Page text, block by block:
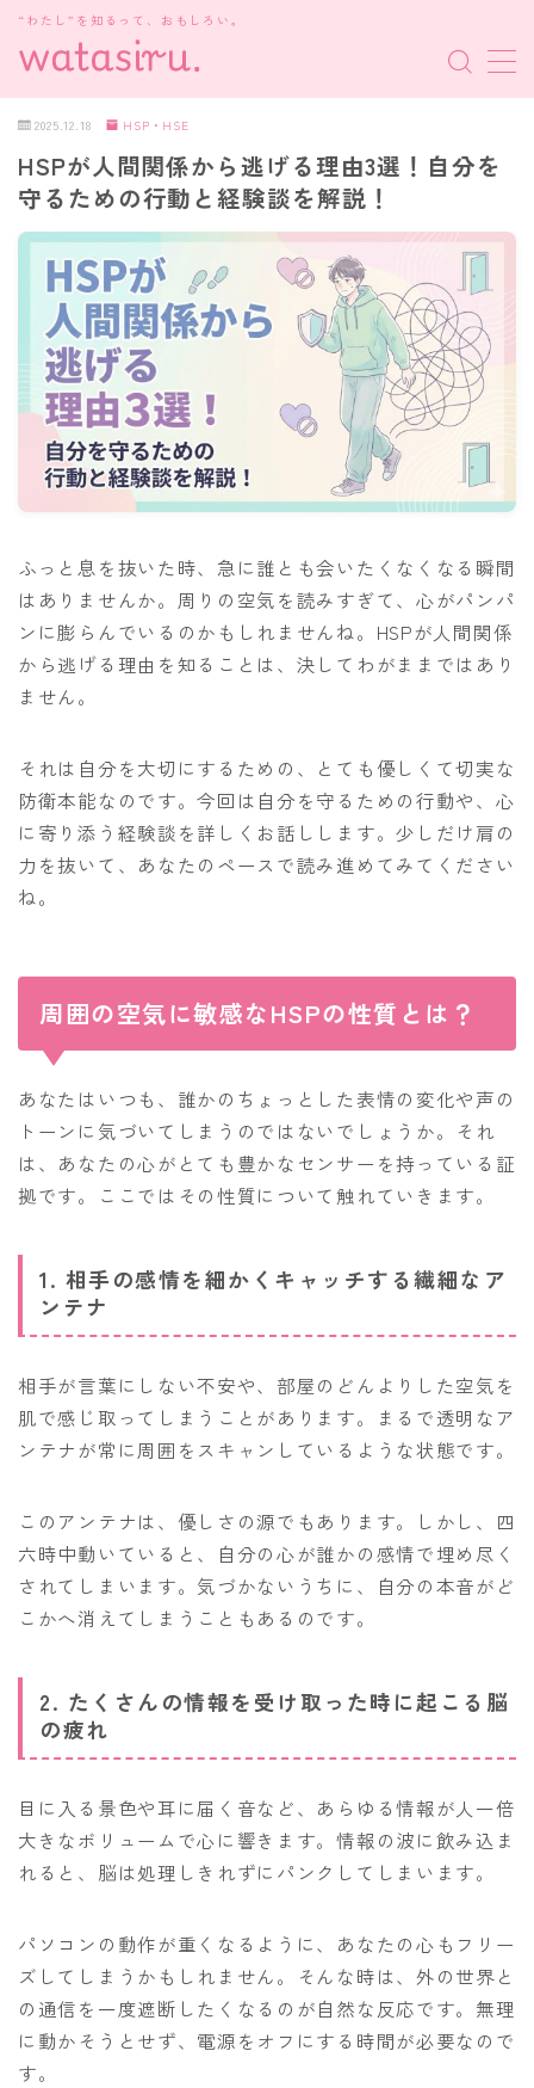
“わたし”を知るって、おもしろい。
MENU
MBTI診断
HSP・HSE
新着記事
2025.12.18 HSP・HSE
HSPが人間関係から逃げる理由3選！自分を
守るための行動と経験談を解説！
ふっと息を抜いた時、急に誰とも会いたくなくなる瞬間
はありませんか。周りの空気を読みすぎて、心がパンパ
ンに膨らんでいるのかもしれませんね。HSPが人間関係
から逃げる理由を知ることは、決してわがままではあり
ません。
それは自分を大切にするための、とても優しくて切実な
防衛本能なのです。今回は自分を守るための行動や、心
に寄り添う経験談を詳しくお話しします。少しだけ肩の
力を抜いて、あなたのペースで読み進めてみてください
ね。
周囲の空気に敏感なHSPの性質とは？
あなたはいつも、誰かのちょっとした表情の変化や声の
トーンに気づいてしまうのではないでしょうか。それ
は、あなたの心がとても豊かなセンサーを持っている証
拠です。ここではその性質について触れていきます。
1. 相手の感情を細かくキャッチする繊細なア
ンテナ
相手が言葉にしない不安や、部屋のどんよりした空気を
肌で感じ取ってしまうことがあります。まるで透明なア
ンテナが常に周囲をスキャンしているような状態です。
このアンテナは、優しさの源でもあります。しかし、四
六時中動いていると、自分の心が誰かの感情で埋め尽く
されてしまいます。気づかないうちに、自分の本音がど
こかへ消えてしまうこともあるのです。
2. たくさんの情報を受け取った時に起こる脳
の疲れ
目に入る景色や耳に届く音など、あらゆる情報が人一倍
大きなボリュームで心に響きます。情報の波に飲み込ま
れると、脳は処理しきれずにパンクしてしまいます。
パソコンの動作が重くなるように、あなたの心もフリー
ズしてしまうかもしれません。そんな時は、外の世界と
の通信を一度遮断したくなるのが自然な反応です。無理
に動かそうとせず、電源をオフにする時間が必要なので
す。